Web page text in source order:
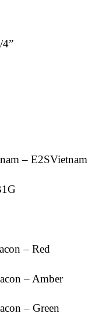
– E2SVietnam
– Red
– Amber
– Green